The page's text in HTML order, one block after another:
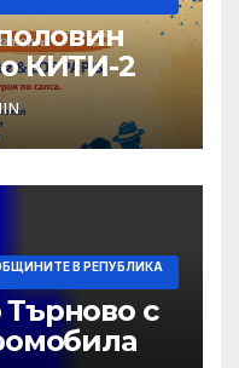
КИТИ-2
В РЕПУБЛИКА
с